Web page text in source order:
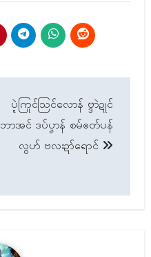
ပ္ဍဲကြုၚ်သြၚ်လောန် ဗ္ဒာဲဍုၚ်
ဘာအၚ် ဒပ်ပၞာန် စမ်ၜတ်ပန်
လွဟ် ဗလးဍာ်ရောၚ်